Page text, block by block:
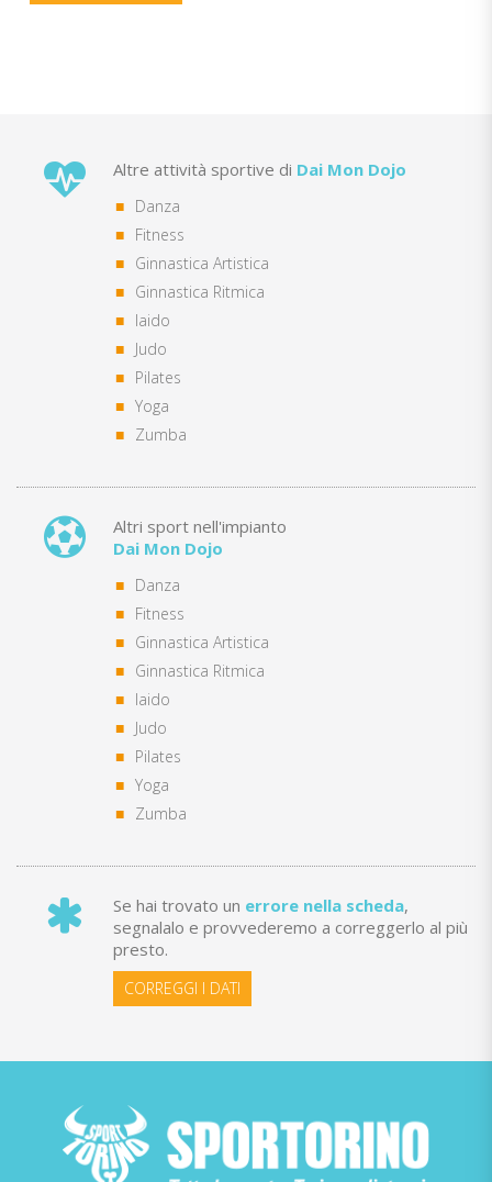
Altre attività sportive di Dai Mon Dojo
Danza
Fitness
Ginnastica Artistica
Ginnastica Ritmica
Iaido
Judo
Pilates
Yoga
Zumba
Altri sport nell'impianto
Dai Mon Dojo
Danza
Fitness
Ginnastica Artistica
Ginnastica Ritmica
Iaido
Judo
Pilates
Yoga
Zumba
Se hai trovato un errore nella scheda,
segnalalo e provvederemo a correggerlo al più
presto.
CORREGGI I DATI